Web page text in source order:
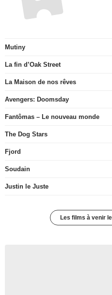
Mutiny
La fin d’Oak Street
La Maison de nos rêves
Avengers: Doomsday
Fantômas – Le nouveau monde
The Dog Stars
Fjord
Soudain
Justin le Juste
Les films à venir